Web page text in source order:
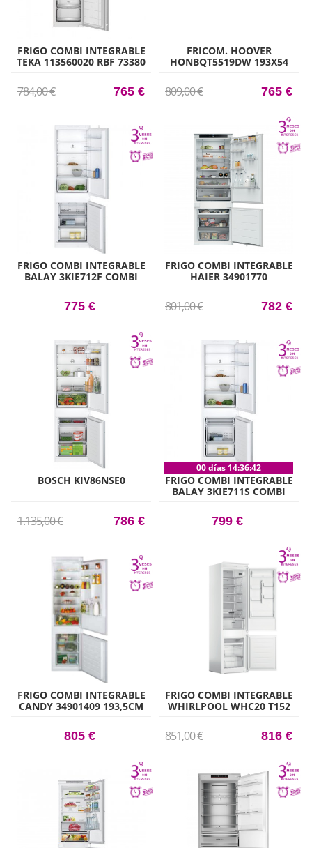
FRIGO COMBI INTEGRABLE
TEKA 113560020 RBF 73380
784,00 € 765 €
FRICOM. HOOVER
HONBQT5519DW 193X54
809,00 € 765 €
FRIGO COMBI INTEGRABLE
BALAY 3KIE712F COMBI
775 €
FRIGO COMBI INTEGRABLE
HAIER 34901770
801,00 € 782 €
BOSCH KIV86NSE0
1.135,00 € 786 €
00 días 14:36:41
FRIGO COMBI INTEGRABLE
BALAY 3KIE711S COMBI
799 €
FRIGO COMBI INTEGRABLE
CANDY 34901409 193,5CM
805 €
FRIGO COMBI INTEGRABLE
WHIRLPOOL WHC20 T152
851,00 € 816 €